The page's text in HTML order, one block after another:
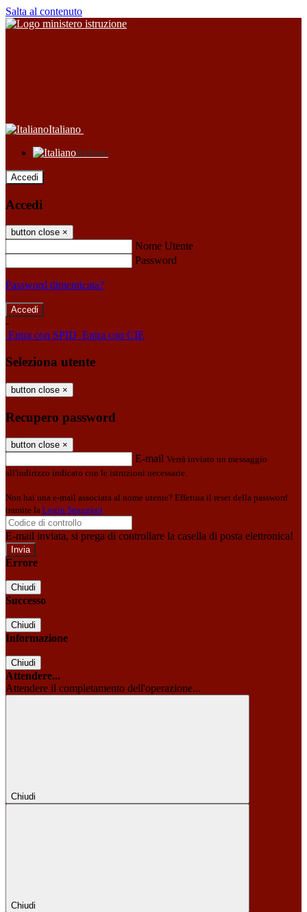
Salta al contenuto
Italiano
Italiano
Accedi
Accedi
button close ×
Nome Utente
Password
Password dimenticata?
-
Entra con SPID Entra con CIE
Seleziona utente
button close ×
Recupero password
button close ×
E-mail Verrà inviato un messaggio
all'indirizzo indicato con le istruzioni necessarie.
Non hai una e-mail associata al nome utente? Effettua il reset della password
tramite la Login Spaggiari
E-mail inviata, si prega di controllare la casella di posta elettronica!
Errore
Chiudi
Successo
Chiudi
Informazione
Chiudi
Attendere...
Attendere il completamento dell'operazione...
Chiudi
Chiudi